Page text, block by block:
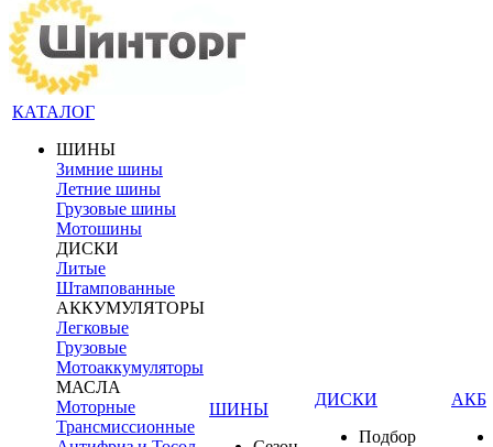
КАТАЛОГ
ШИНЫ
Зимние шины
Летние шины
Грузовые шины
Мотошины
ДИСКИ
Литые
Штампованные
АККУМУЛЯТОРЫ
Легковые
Грузовые
Мотоаккумуляторы
МАСЛА
Моторные
Трансмиссионные
ШИНЫ
ДИСКИ
Подбор
АКБ